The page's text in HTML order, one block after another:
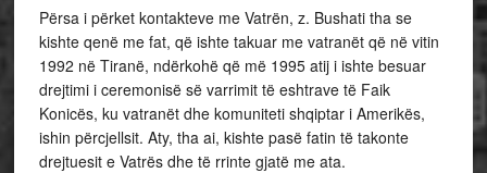
Përsa i përket kontakteve me Vatrën, z. Bushati tha se
kishte qenë me fat, që ishte takuar me vatranët që në vitin
1992 në Tiranë, ndërkohë që më 1995 atij i ishte besuar
drejtimi i ceremonisë së varrimit të eshtrave të Faik
Konicës, ku vatranët dhe komuniteti shqiptar i Amerikës,
ishin përcjellsit. Aty, tha ai, kishte pasë fatin të takonte
drejtuesit e Vatrës dhe të rrinte gjatë me ata.